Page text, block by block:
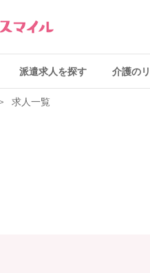
派遣求人を探す 介護の
求人一覧